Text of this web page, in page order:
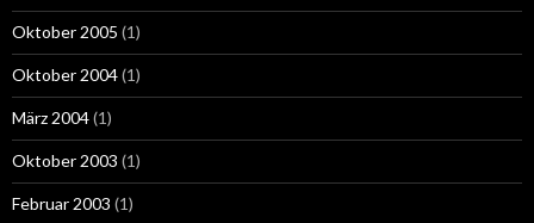
Oktober 2005 (1)
Oktober 2004(1)
März 2004(1)
Oktober 2003 (1)
Februar 2003 (1)